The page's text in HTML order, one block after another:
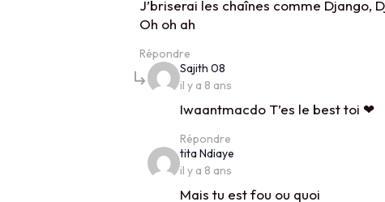
J’briserai les chaînes comme Django,
Oh oh ah
Répondre
Sajith 08
il y a 8 ans
Iwaantmacdo T’es le best toi ❤
Répondre
tita Ndiaye
il y a 8 ans
Mais tu est fou ou quoi